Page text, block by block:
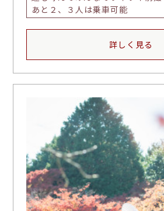
あと２、３人は乗車可能
詳しく見る